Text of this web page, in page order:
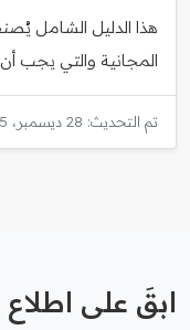
هذا الدليل الشامل
المجانية والتي يجب
تم التحديث: 28 ديسمبر، 2025
ابقَ على